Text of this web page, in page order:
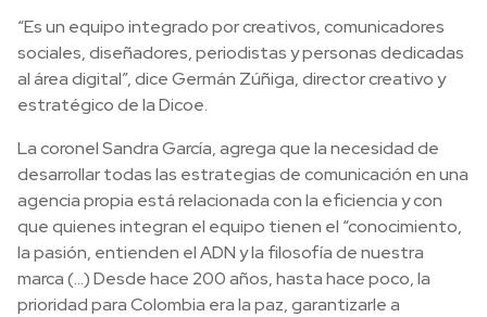
“Es un equipo integrado por creativos, comunicadores
sociales, diseñadores, periodistas y personas dedicadas
al área digital”, dice Germán Zúñiga, director creativo y
estratégico de la Dicoe.
La coronel Sandra García, agrega que la necesidad de
desarrollar todas las estrategias de comunicación en una
agencia propia está relacionada con la eficiencia y con
que quienes integran el equipo tienen el “conocimiento,
la pasión, entienden el ADN y la filosofía de nuestra
marca (…) Desde hace 200 años, hasta hace poco, la
prioridad para Colombia era la paz, garantizarle a